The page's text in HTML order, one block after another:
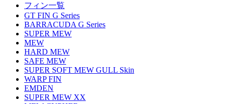
フィン一覧
GT FIN G Series
BARRACUDA G Series
SUPER MEW
MEW
HARD MEW
SAFE MEW
SUPER SOFT MEW GULL Skin
WARP FIN
EMDEN
SUPER MEW XX